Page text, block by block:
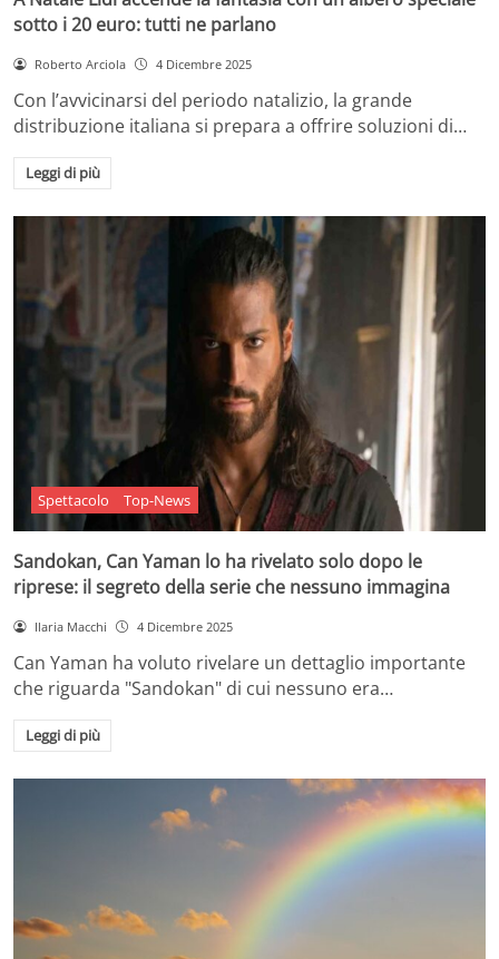
sotto i 20 euro: tutti ne parlano
Roberto Arciola 4 Dicembre 2025
Con l’avvicinarsi del periodo natalizio, la grande
distribuzione italiana si prepara a offrire soluzioni di…
Leggi di più
Spettacolo Top-News
Sandokan, Can Yaman lo ha rivelato solo dopo le
riprese: il segreto della serie che nessuno immagina
Ilaria Macchi 4 Dicembre 2025
Can Yaman ha voluto rivelare un dettaglio importante
che riguarda "Sandokan" di cui nessuno era…
Leggi di più